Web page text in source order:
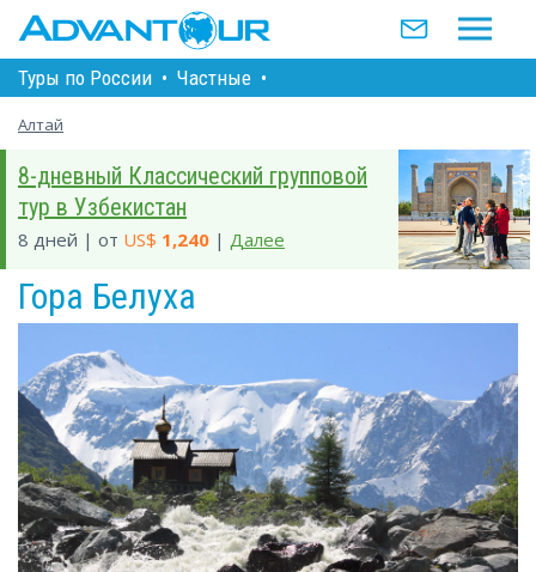
Туры по Росcии • Частные •
Алтай
8-дневный Классический групповой
тур в Узбекистан
8 дней | от US$ 1,240 | Далее
Гора Белуха